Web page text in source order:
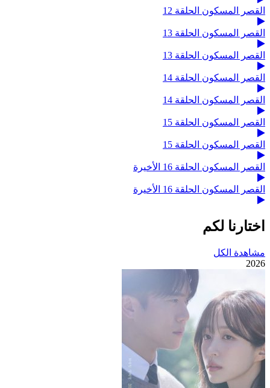
القصر المسكون الحلقة 12
القصر المسكون الحلقة 13
القصر المسكون الحلقة 13
القصر المسكون الحلقة 14
القصر المسكون الحلقة 14
القصر المسكون الحلقة 15
القصر المسكون الحلقة 15
القصر المسكون الحلقة 16 الأخيرة
القصر المسكون الحلقة 16 الأخيرة
اختارنا لكم
مشاهدة الكل
2026